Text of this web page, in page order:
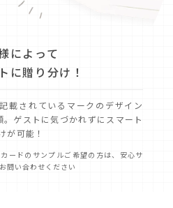
によって
に贈り分け！
載されているマークのデザイン
。ゲストに気づかれずにスマート
が可能！
ードのサンプルご希望の方は、安心サ
問い合わせください